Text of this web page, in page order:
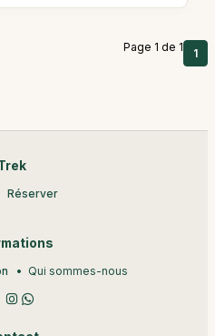
Page 1 de 1 1
Réserver
Qui sommes-nous